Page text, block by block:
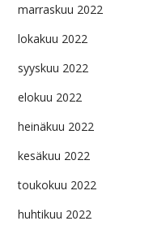
marraskuu 2022
lokakuu 2022
syyskuu 2022
elokuu 2022
heinäkuu 2022
kesäkuu 2022
toukokuu 2022
huhtikuu 2022